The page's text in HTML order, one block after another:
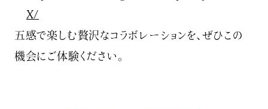
X/
五感で楽しむ贅沢なコラボレーションを、ぜひこの
機会にご体験ください。